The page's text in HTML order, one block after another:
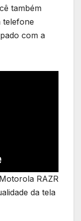
também
telefone
com a
RAZR
da tela